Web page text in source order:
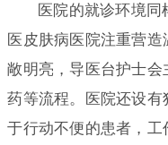
医院的就诊环境
医皮肤病医院注重营
敞明亮，导医台护士
药等流程。医院还设
于行动不便的患者，